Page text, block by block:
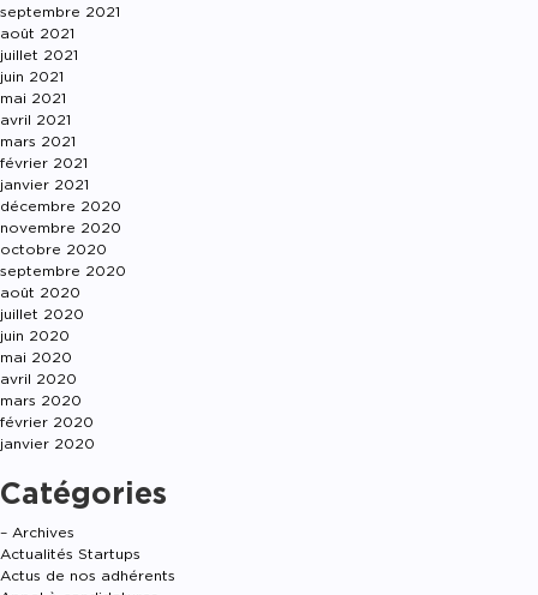
septembre 2021
août 2021
juillet 2021
juin 2021
mai 2021
avril 2021
mars 2021
février 2021
janvier 2021
décembre 2020
novembre 2020
octobre 2020
septembre 2020
août 2020
juillet 2020
juin 2020
mai 2020
avril 2020
mars 2020
février 2020
janvier 2020
Catégories
– Archives
Actualités Startups
Actus de nos adhérents